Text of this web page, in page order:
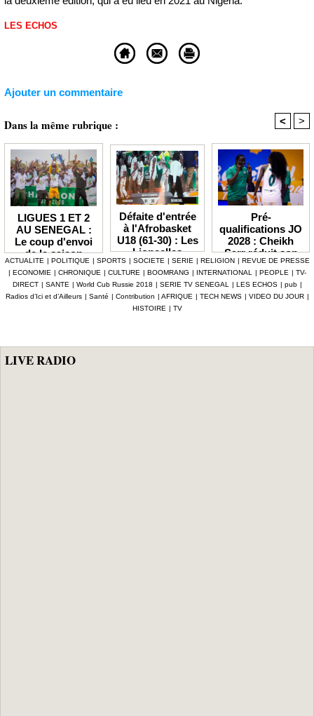
LES ECHOS
Ajouter un commentaire
Dans la même rubrique : < >
LIGUES 1 ET 2
AU SENEGAL :
Le coup d'envoi
de la saison
2026-2027
officiellement fixé
au 3 octobre
Défaite d'entrée
à l'Afrobasket
U18 (61-30) : Les
Lioncelles
balayées par le
Cameroun
Pré-
qualifications JO
2028 : Cheikh
Sarr réduit son
groupe à 13
Lionnes
ACTUALITE | POLITIQUE | SPORTS | SOCIETE | SERIE | RELIGION | REVUE DE PRESSE
| ECONOMIE | CHRONIQUE | CULTURE | BOOMRANG | INTERNATIONAL | PEOPLE | TV-
DIRECT | SANTE | World Cub Russie 2018 | SERIE TV SENEGAL | LES ECHOS | pub |
Radios d’Ici et d’Ailleurs | Santé | Contribution | AFRIQUE | TECH NEWS | VIDEO DU JOUR |
HISTOIRE | TV
LIVE RADIO